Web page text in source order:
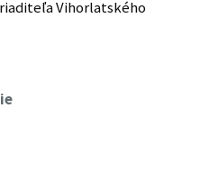
Vihorlatského